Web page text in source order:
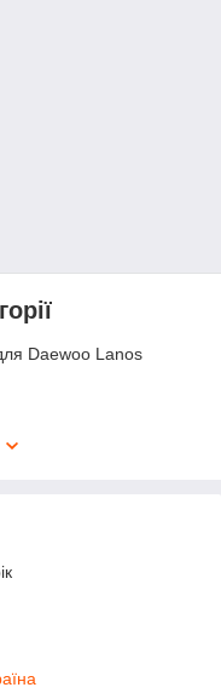
Daewoo Lanos
одразу після
автомобіля
під